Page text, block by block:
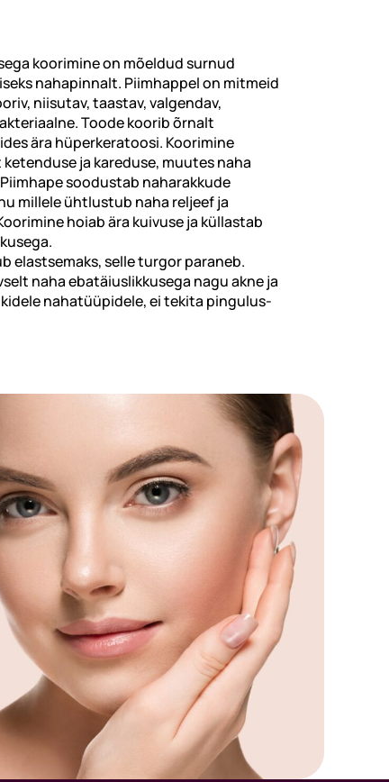
koorimine on mõeldud surnud
nahapinnalt. Piimhappel on mitmeid
​​niisutav, taastav, valgendav,
Toode koorib õrnalt
ära hüperkeratoosi. Koorimine
ja kareduse, muutes naha
soodustab naharakkude
millele ühtlustub naha reljeef ja
hoiab ära kuivuse ja küllastab
elastsemaks, selle turgor paraneb.
naha ebatäiuslikkusega nagu akne ja
nahatüüpidele, ei tekita pingulus-